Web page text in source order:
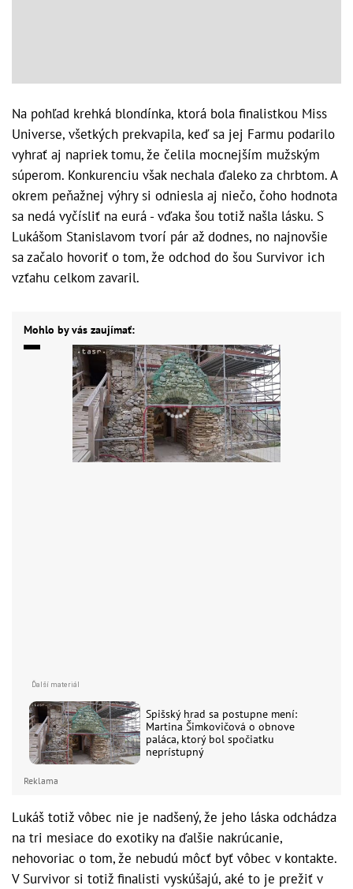
Na pohľad krehká blondínka, ktorá bola finalistkou Miss
Universe, všetkých prekvapila, keď sa jej Farmu podarilo
vyhrať aj napriek tomu, že čelila mocnejším mužským
súperom. Konkurenciu však nechala ďaleko za chrbtom. A
okrem peňažnej výhry si odniesla aj niečo, čoho hodnota
sa nedá vyčísliť na eurá - vďaka šou totiž našla lásku. S
Lukášom Stanislavom tvorí pár až dodnes, no najnovšie
sa začalo hovoriť o tom, že odchod do šou Survivor ich
vzťahu celkom zavaril.
Mohlo by vás zaujímať:
Spišský hrad sa postupne mení:
Martina Šimkovičová o obnove
paláca, ktorý bol spočiatku
neprístupný
Reklama
Lukáš totiž vôbec nie je nadšený, že jeho láska odchádza
na tri mesiace do exotiky na ďalšie nakrúcanie,
nehovoriac o tom, že nebudú môcť byť vôbec v kontakte.
V Survivor si totiž finalisti vyskúšajú, aké to je prežiť v